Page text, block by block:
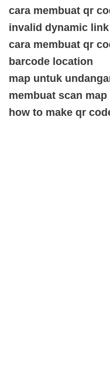
cara membuat qr
invalid dynamic
cara membuat qr
barcode location
map untuk
membuat scan map
how to make qr